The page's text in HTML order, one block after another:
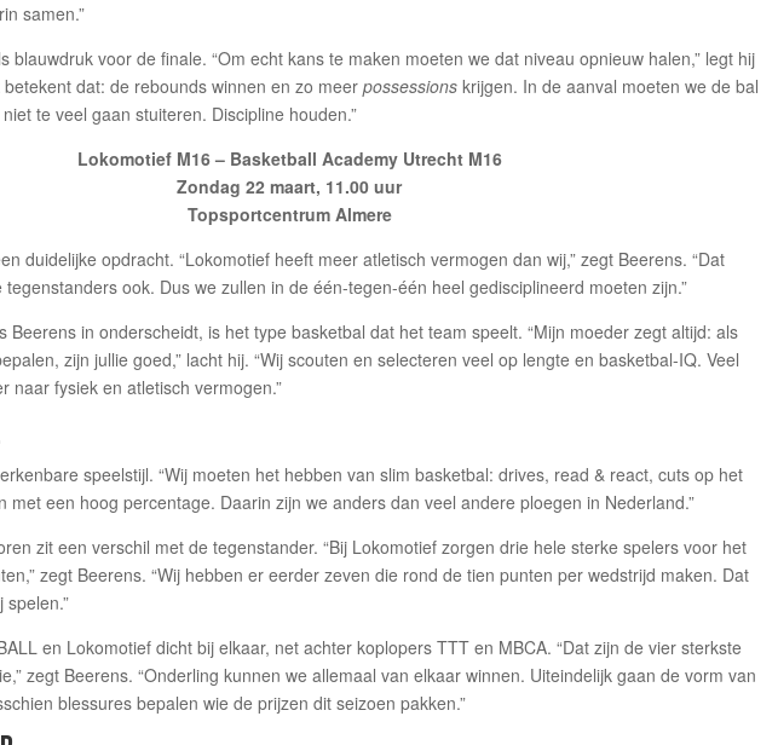
samen.”
blauwdruk voor de finale. “Om echt kans te maken moeten we dat niveau opnieuw halen,” legt hij
betekent dat: de rebounds winnen en zo meerpossessions krijgen. In de aanval moeten we de bal
te veel gaan stuiteren. Discipline houden.”
Lokomotief M16 – Basketball Academy Utrecht M16
Zondag 22 maart, 11.00 uur
Topsportcentrum Almere
duidelijke opdracht. “Lokomotief heeft meer atletisch vermogen dan wij,” zegt Beerens. “Dat
ook. Dus we zullen in de één-tegen-één heel gedisciplineerd moeten zijn.”
Beerens in onderscheidt, is het type basketbal dat het team speelt. “Mijn moeder zegt altijd: als
zijn jullie goed,” lacht hij. “Wij scouten en selecteren veel op lengte en basketbal-IQ. Veel
naar fysiek en atletisch vermogen.”
speelstijl. “Wij moeten het hebben van slim basketbal: drives, read & react, cuts op het
met een hoog percentage. Daarin zijn we anders dan veel andere ploegen in Nederland.”
zit een verschil met de tegenstander. “Bij Lokomotief zorgen drie hele sterke spelers voor het
zegt Beerens. “Wij hebben er eerder zeven die rond de tien punten per wedstrijd maken. Dat
en Lokomotief dicht bij elkaar, net achter koplopers TTT en MBCA. “Dat zijn de vier sterkste
zegt Beerens. “Onderling kunnen we allemaal van elkaar winnen. Uiteindelijk gaan de vorm van
blessures bepalen wie de prijzen dit seizoen pakken.”